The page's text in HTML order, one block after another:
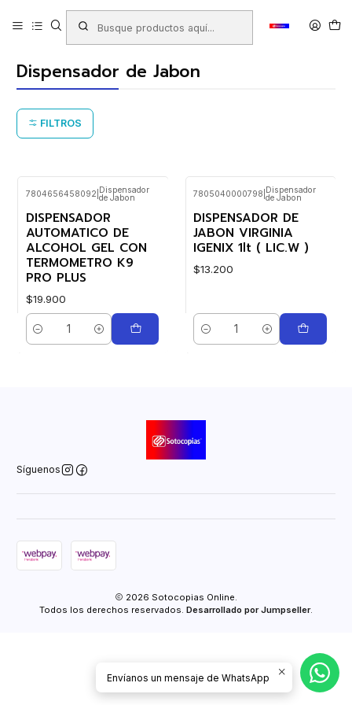
Productos ASEO Y PROTECCIÓN PERSONAL
Dispensador de Jabon
Dispensador de Jabon
FILTROS
7804656458092 Dispensador
de Jabon
DISPENSADOR
AUTOMATICO DE
ALCOHOL GEL CON
TERMOMETRO K9
PRO PLUS
$19.900
Cantidad
7805040000798 Dispensador
de Jabon
DISPENSADOR DE
JABON VIRGINIA
IGENIX 1lt ( LIC.W )
$13.200
Cantidad
Síguenos
2026 Sotocopias Online.
Todos los derechos reservados. Desarrollado por Jumpseller.
Envíanos un mensaje de WhatsApp